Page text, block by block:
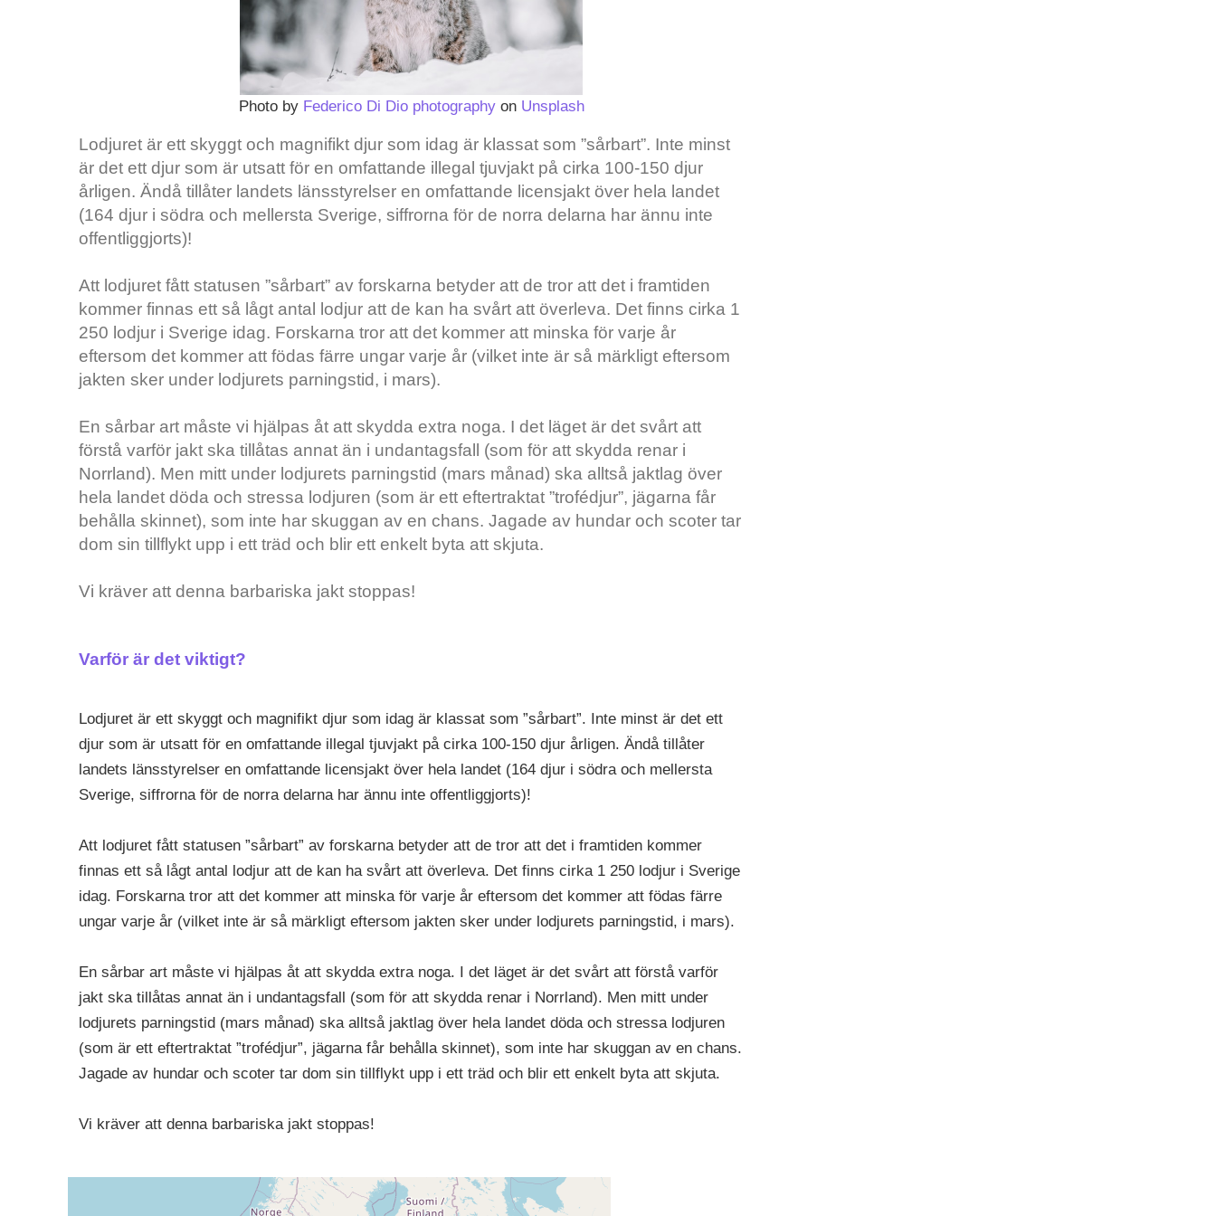
Photo by Federico Di Dio photographyon Unsplash
Lodjuret är ett skyggt och magnifikt djur som idag är klassat som ”sårbart”. Inte minst
är det ett djur som är utsatt för en omfattande illegal tjuvjakt på cirka 100-150 djur
årligen. Ändå tillåter landets länsstyrelser en omfattande licensjakt över hela landet
(164 djur i södra och mellersta Sverige, siffrorna för de norra delarna har ännu inte
offentliggjorts)!
Att lodjuret fått statusen ”sårbart” av forskarna betyder att de tror att det i framtiden
kommer finnas ett så lågt antal lodjur att de kan ha svårt att överleva. Det finns cirka 1
250 lodjur i Sverige idag. Forskarna tror att det kommer att minska för varje år
eftersom det kommer att födas färre ungar varje år (vilket inte är så märkligt eftersom
jakten sker under lodjurets parningstid, i mars).
En sårbar art måste vi hjälpas åt att skydda extra noga. I det läget är det svårt att
förstå varför jakt ska tillåtas annat än i undantagsfall (som för att skydda renar i
Norrland). Men mitt under lodjurets parningstid (mars månad) ska alltså jaktlag över
hela landet döda och stressa lodjuren (som är ett eftertraktat ”trofédjur”, jägarna får
behålla skinnet), som inte har skuggan av en chans. Jagade av hundar och scoter tar
dom sin tillflykt upp i ett träd och blir ett enkelt byta att skjuta.
Vi kräver att denna barbariska jakt stoppas!
Varför är det viktigt?
Lodjuret är ett skyggt och magnifikt djur som idag är klassat som ”sårbart”. Inte minst är det ett
djur som är utsatt för en omfattande illegal tjuvjakt på cirka 100-150 djur årligen. Ändå tillåter
landets länsstyrelser en omfattande licensjakt över hela landet (164 djur i södra och mellersta
Sverige, siffrorna för de norra delarna har ännu inte offentliggjorts)!
Att lodjuret fått statusen ”sårbart” av forskarna betyder att de tror att det i framtiden kommer
finnas ett så lågt antal lodjur att de kan ha svårt att överleva. Det finns cirka 1 250 lodjur i Sverige
idag. Forskarna tror att det kommer att minska för varje år eftersom det kommer att födas färre
ungar varje år (vilket inte är så märkligt eftersom jakten sker under lodjurets parningstid, i mars).
En sårbar art måste vi hjälpas åt att skydda extra noga. I det läget är det svårt att förstå varför
jakt ska tillåtas annat än i undantagsfall (som för att skydda renar i Norrland). Men mitt under
lodjurets parningstid (mars månad) ska alltså jaktlag över hela landet döda och stressa lodjuren
(som är ett eftertraktat ”trofédjur”, jägarna får behålla skinnet), som inte har skuggan av en chans.
Jagade av hundar och scoter tar dom sin tillflykt upp i ett träd och blir ett enkelt byta att skjuta.
Vi kräver att denna barbariska jakt stoppas!